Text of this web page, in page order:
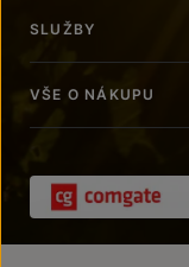
SLUŽBY
VŠE O NÁKUPU